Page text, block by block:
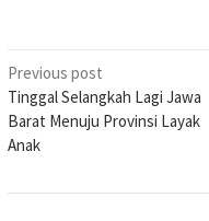
Post
navigation
Previous post
Tinggal Selangkah Lagi Jawa
Barat Menuju Provinsi Layak
Anak